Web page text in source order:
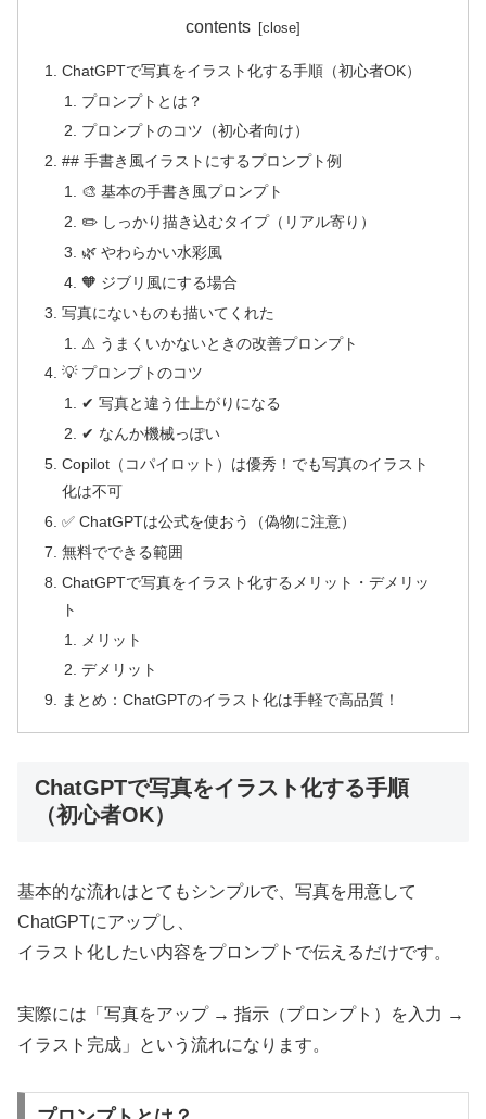
contents
ChatGPTで写真をイラスト化する手順（初心者OK）
プロンプトとは？
プロンプトのコツ（初心者向け）
## 手書き風イラストにするプロンプト例
🎨 基本の手書き風プロンプト
✏️ しっかり描き込むタイプ（リアル寄り）
🌿 やわらかい水彩風
🧡 ジブリ風にする場合
写真にないものも描いてくれた
⚠️ うまくいかないときの改善プロンプト
💡 プロンプトのコツ
✔ 写真と違う仕上がりになる
✔ なんか機械っぽい
Copilot（コパイロット）は優秀！でも写真のイラスト
化は不可
✅ ChatGPTは公式を使おう（偽物に注意）
無料でできる範囲
ChatGPTで写真をイラスト化するメリット・デメリッ
ト
メリット
デメリット
まとめ：ChatGPTのイラスト化は手軽で高品質！
ChatGPTで写真をイラスト化する手順
（初心者OK）
基本的な流れはとてもシンプルで、写真を用意して
ChatGPTにアップし、
イラスト化したい内容をプロンプトで伝えるだけです。
実際には「写真をアップ → 指示（プロンプト）を入力 →
イラスト完成」という流れになります。